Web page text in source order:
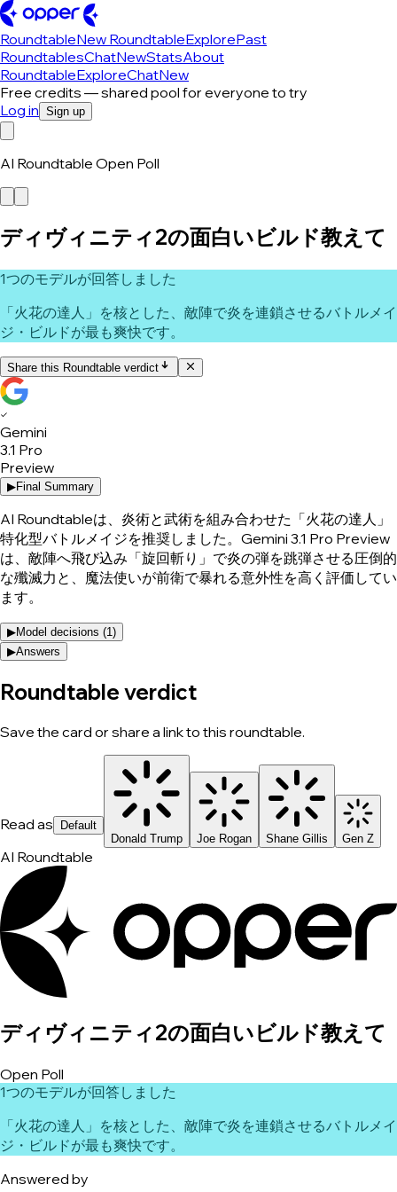
RoundtableNew RoundtableExplorePast
RoundtablesChatNewStatsAbout
RoundtableExploreChatNew
Free credits — shared pool for everyone to try
Log in Sign up
AI Roundtable Open Poll
ディヴィニティ2の面白いビルド教えて
1つのモデルが回答しました
「火花の達人」を核とした、敵陣で炎を連鎖させるバトルメイ
ジ・ビルドが最も爽快です。
Share this Roundtable verdict
✓
Gemini
3.1 Pro
Preview
▶Final Summary
AI Roundtableは、炎術と武術を組み合わせた「火花の達人」
特化型バトルメイジを推奨しました。Gemini 3.1 Pro Preview
は、敵陣へ飛び込み「旋回斬り」で炎の弾を跳弾させる圧倒的
な殲滅力と、魔法使いが前衛で暴れる意外性を高く評価してい
ます。
▶Model decisions (1 )
▶Answers
Roundtable verdict
Save the card or share a link to this roundtable.
Read as
Default
Donald Trump
Joe Rogan Shane Gillis Gen Z
AI Roundtable
ディヴィニティ2の面白いビルド教えて
Open Poll
1つのモデルが回答しました
「火花の達人」を核とした、敵陣で炎を連鎖させるバトルメイ
ジ・ビルドが最も爽快です。
Answered by